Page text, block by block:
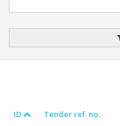
ID Tender ref. no.